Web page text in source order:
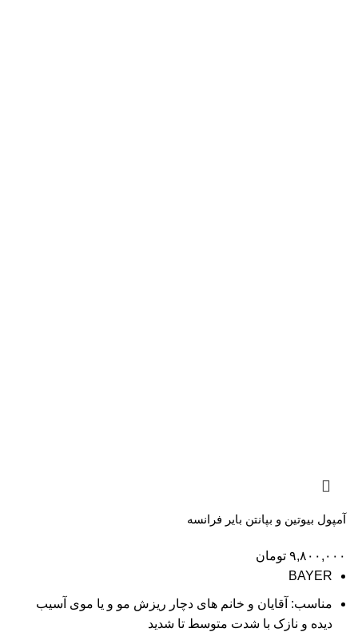
آمپول بیوتین و بپانتن بایر فرانسه
۹,۸۰۰,۰۰۰ تومان
BAYER
مناسب: آقایان و خانم های دچار ریزش مو و یا موی آسیب
دیده و نازک با شدت متوسط تا شدید